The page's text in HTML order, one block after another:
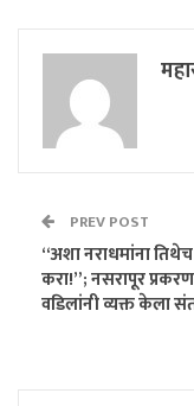
PREV POST
“अशा नराधमांना तिथेच
करा!”; नसरापूर
वडिलांनी व्यक्त केला